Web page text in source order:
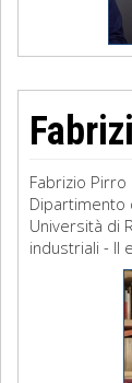
Fabrizio
Dipartimento
Università di
industriali - II